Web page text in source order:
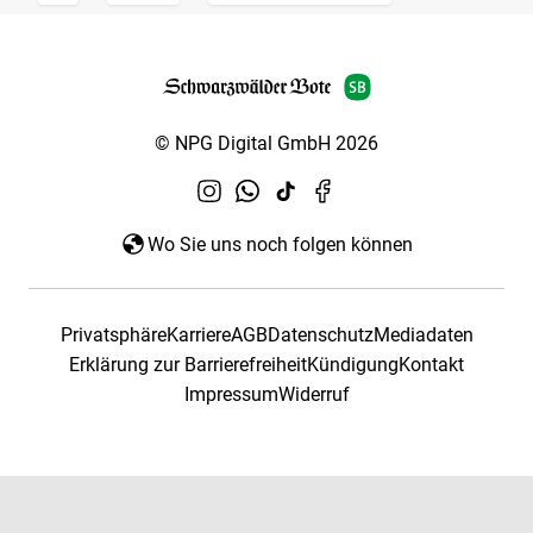
© NPG Digital GmbH 2026
Wo Sie uns noch folgen können
PrivatsphäreKarriereAGBDatenschutzMediadaten
Erklärung zur BarrierefreiheitKündigungKontakt
ImpressumWiderruf